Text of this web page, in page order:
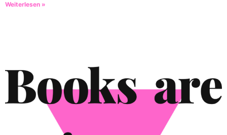
Weiterlesen »